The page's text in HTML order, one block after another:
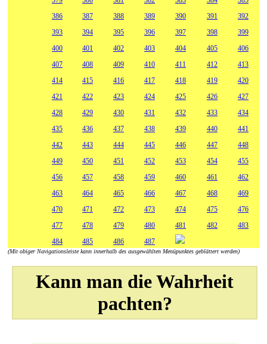
386
387 388 389 390 391
392
393
394 395 396 397 398
399
400
401 402 403 404 405
406
407
408 409 410 411 412
413
414
415 416 417 418 419
420
421
422 423 424 425 426
427
428
429 430 431 432 433
434
435
436 437 438 439 440
441
442
443 444 445 446 447
448
449
450 451 452 453 454
455
456
457 458 459 460 461
462
463
464 465 466 467 468
469
470
471 472 473 474 475
476
477
478 479 480 481 482
483
484
485 486 487
(Mit obiger Navigationsleiste kann innerhalb des ausgewählten Menüpunktes geblättert werden)
Kann man die Wahrheit
pachten?